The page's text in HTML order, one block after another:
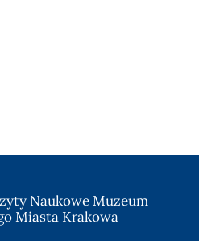
Naukowe Muzeum
Miasta Krakowa